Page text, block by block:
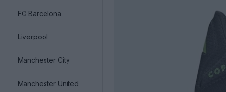
FC Barcelona
Liverpool
Manchester City
Manchester United